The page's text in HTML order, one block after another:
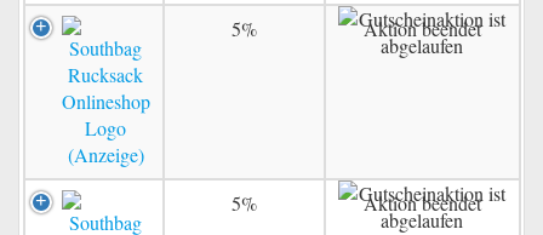
5% Aktion beendet
5% Aktion beendet